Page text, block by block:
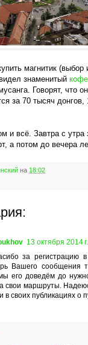
магнитик
знаменитый
Говорят, что
за 70 тысяч
и всё. Завтра с
а потом до вечера
на 18:02
13 октября 2014
за регистрацию
Вашего сообщения
его доведём до
свои маршруты.
в своих публикациях о